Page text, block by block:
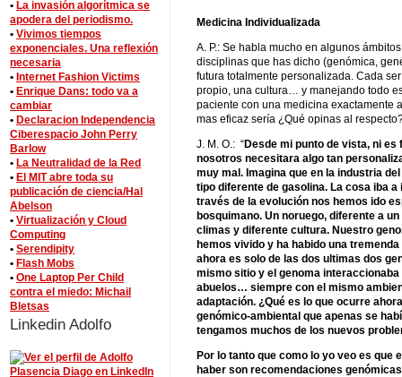
Medicina Individualizada
A. P.: Se habla mucho en algunos
disciplinas que has dicho (genómica,
futura totalmente personalizada. Cada
propio, una cultura… y manejando todo
paciente con una medicina exactamente
mas eficaz sería ¿Qué opinas al
J. M. O.: “Desde mi punto de vista, ni
nosotros necesitara algo tan
muy mal. Imagina que en la industria
tipo diferente de gasolina. La cosa iba
través de la evolución nos hemos ido
bosquimano. Un noruego, diferente a
climas y diferente cultura. Nuestro
hemos vivido y ha habido una
ahora es solo de las dos ultimas dos
mismo sitio y el genoma
abuelos… siempre con el mismo
adaptación. ¿Qué es lo que ocurre
genómico-ambiental que apenas se
tengamos muchos de los nuevos
Por lo tanto que como lo yo veo es que
haber son recomendaciones
• La invasión algorítmica se
apodera del periodismo.
• Vivimos tiempos
exponenciales. Una reflexión
necesaria
• Internet Fashion Victims
• Enrique Dans: todo va a
cambiar
• Declaracion Independencia
Ciberespacio John Perry
Barlow
• La Neutralidad de la Red
• El MIT abre toda su
publicación de ciencia/Hal
Abelson
• Virtualización y Cloud
Computing
• Serendipity
• Flash Mobs
• One Laptop Per Child
contra el miedo: Michail
Bletsas
Linkedin Adolfo